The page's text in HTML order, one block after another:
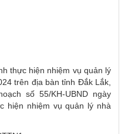
thực hiện nhiệm vụ quản lý
trên địa bàn tỉnh Đắk Lắk,
số 55/KH-UBND ngày
hiện nhiệm vụ quản lý nhà